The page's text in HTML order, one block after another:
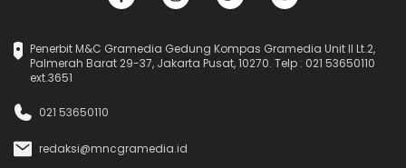
Penerbit M&C Gramedia Gedung Kompas Gramedia Unit II Lt.2,
Palmerah Barat 29-37, Jakarta Pusat, 10270. Telp : 021 53650110
ext.3651
021 53650110
redaksi@mncgramedia.id